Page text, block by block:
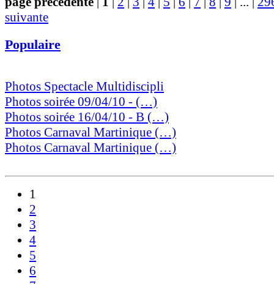
suivante
Populaire
Photos Spectacle Multidiscipli
Photos soirée 09/04/10 - (…)
Photos soirée 16/04/10 - B (…)
Photos Carnaval Martinique (…)
Photos Carnaval Martinique (…)
1
2
3
4
5
6